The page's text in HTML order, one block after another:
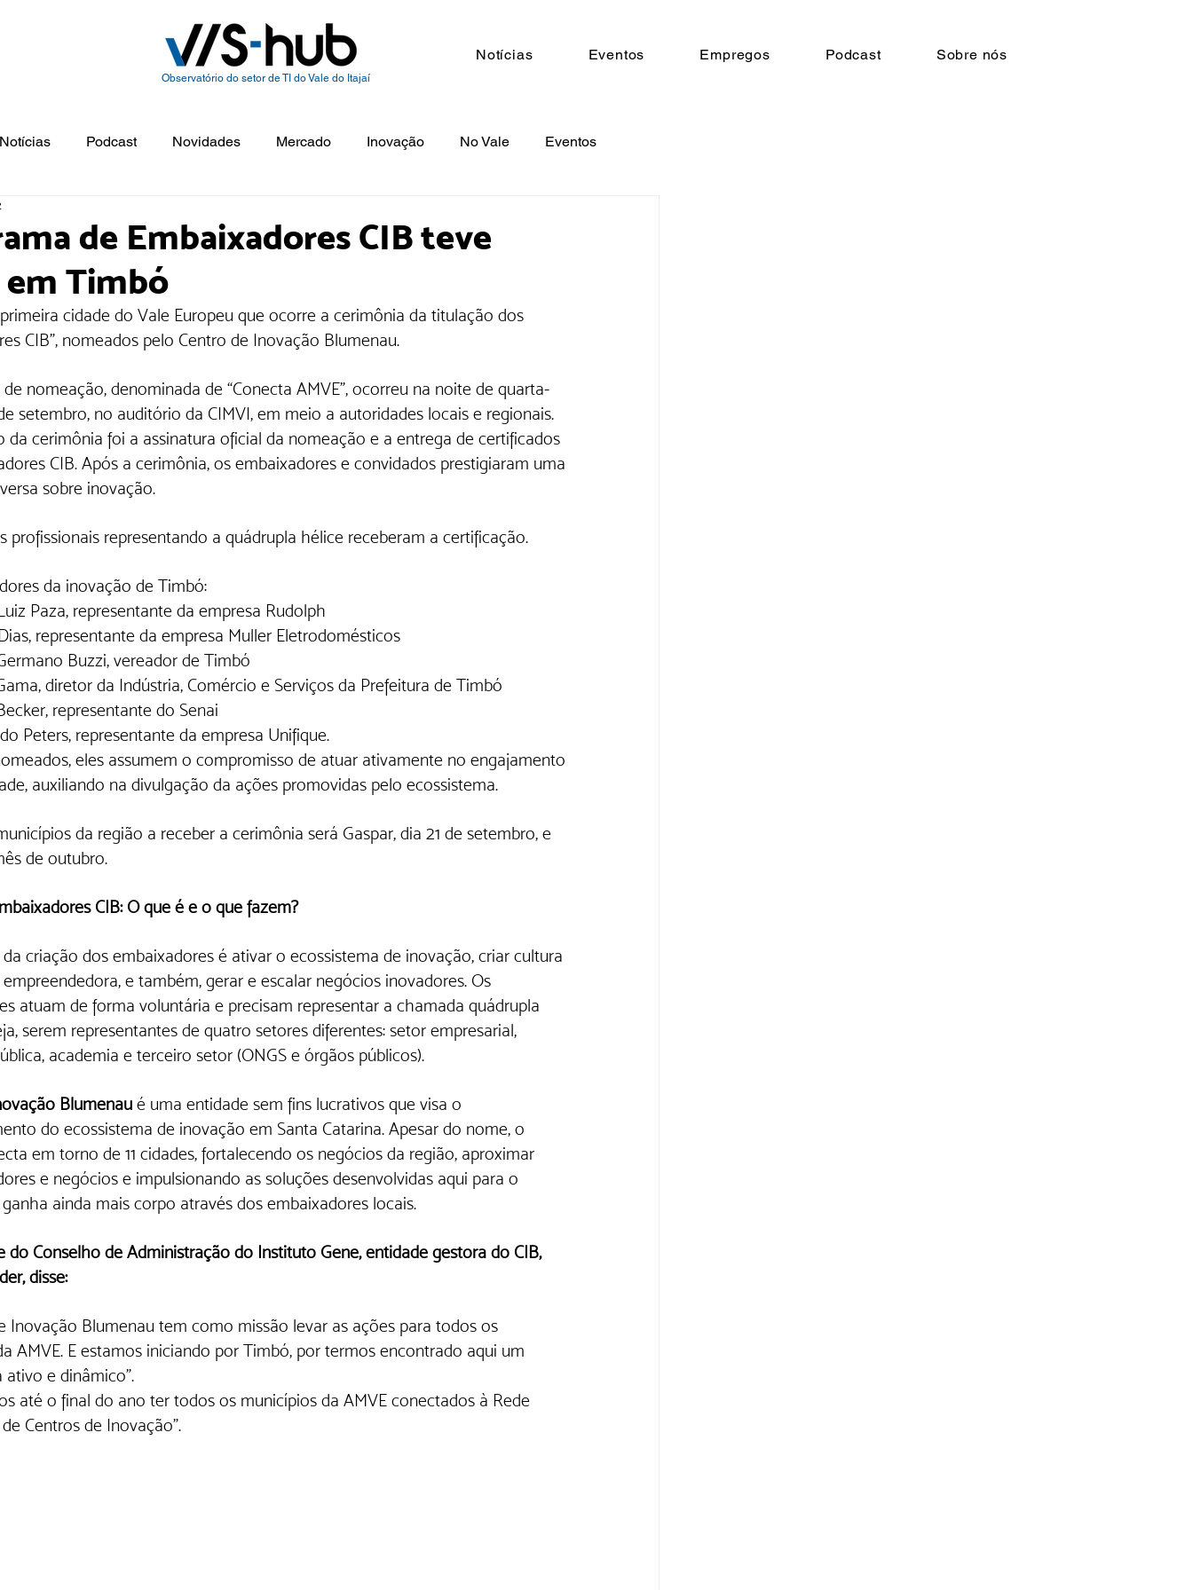
Observatório do setor de TI do Vale do Itajaí
Notícias Eventos Empregos Podcast Sobre nós
Notícias Podcast Novidades Mercado Inovação No Vale Eventos
de Embaixadores CIB teve
Timbó
cidade do Vale Europeu que ocorre a cerimônia da titulação dos
CIB", nomeados pelo Centro de Inovação Blumenau.
nomeação, denominada de “Conecta AMVE”, ocorreu na noite de quarta-
setembro, no auditório da CIMVI, em meio a autoridades locais e regionais.
da cerimônia foi a assinatura oficial da nomeação e a entrega de certificados
CIB. Após a cerimônia, os embaixadores e convidados prestigiaram uma
sobre inovação.
profissionais representando a quádrupla hélice receberam a certificação.
da inovação de Timbó:
Paza, representante da empresa Rudolph
representante da empresa Muller Eletrodomésticos
Buzzi, vereador de Timbó
diretor da Indústria, Comércio e Serviços da Prefeitura de Timbó
representante do Senai
Peters, representante da empresa Unifique.
eles assumem o compromisso de atuar ativamente no engajamento
auxiliando na divulgação da ações promovidas pelo ecossistema.
da região a receber a cerimônia será Gaspar, dia 21 de setembro, e
de outubro.
CIB: O que é e o que fazem?
criação dos embaixadores é ativar o ecossistema de inovação, criar cultura
e também, gerar e escalar negócios inovadores. Os
atuam de forma voluntária e precisam representar a chamada quádrupla
serem representantes de quatro setores diferentes: setor empresarial,
academia e terceiro setor (ONGS e órgãos públicos).
Blumenau é uma entidade sem fins lucrativos que visa o
do ecossistema de inovação em Santa Catarina. Apesar do nome, o
em torno de 11 cidades, fortalecendo os negócios da região, aproximar
e negócios e impulsionando as soluções desenvolvidas aqui para o
ainda mais corpo através dos embaixadores locais.
do Conselho de Administração do Instituto Gene, entidade gestora do CIB,
disse:
Inovação Blumenau tem como missão levar as ações para todos os
AMVE. E estamos iniciando por Timbó, por termos encontrado aqui um
ativo e dinâmico”.
até o final do ano ter todos os municípios da AMVE conectados à Rede
Centros de Inovação”.